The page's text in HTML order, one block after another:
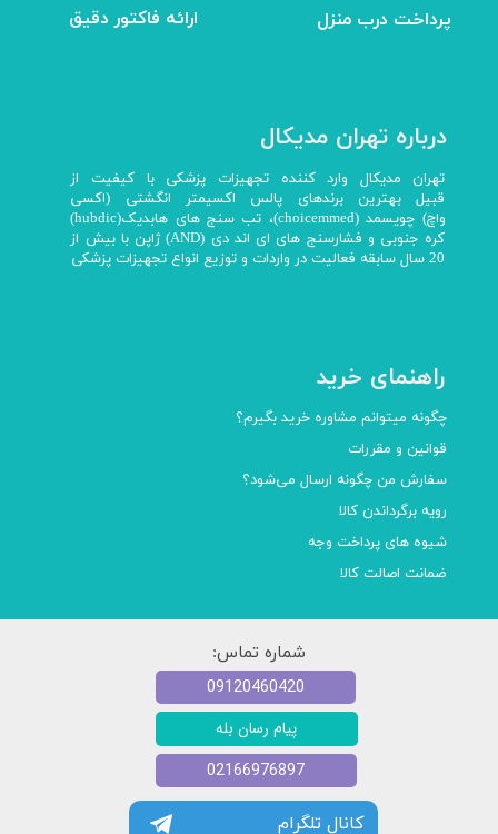
ارائه فاکتور دقیق پرداخت درب منزل
درباره تهران مدیکال
تهران مدیکال وارد کننده تجهیزات پزشکی با کیفیت از
قبیل بهترین برندهای پالس اکسیمتر انگشتی (اکسی
واچ) چویسمد (choicemmed)، تب سنج های هابدیک(hubdic)
کره جنوبی و فشارسنج های ای اند دی (AND) ژاپن با بیش از
20 سال سابقه فعالیت در واردات و توزیع انواع تجهیزات پزشکی
راهنمای خرید
چگونه میتوانم مشاوره خرید بگیرم؟
قوانین و مقررات
سفارش من چگونه ارسال می‌شود؟
رویه برگرداندن کالا
شیوه های پرداخت وجه
ضمانت اصالت کالا
شماره تماس:
کانال تلگرام
پیام رسان بله
09120460420
02166976897